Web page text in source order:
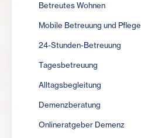
Betreutes Wohnen
Mobile Betreuung und Pflege
24-Stunden-Betreuung
Tagesbetreuung
Alltagsbegleitung
Demenzberatung
Onlineratgeber Demenz